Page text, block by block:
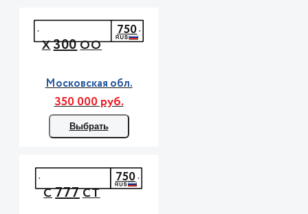
Х300ОО
750
Московская обл.
350 000 руб.
Выбрать
С777СТ
750